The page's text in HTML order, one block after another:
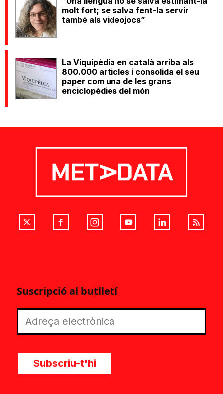
molt fort; se salva fent-la servir
també als videojocs”
La Viquipèdia en català arriba als
800.000 articles i consolida el seu
paper com una de les grans
enciclopèdies del món
Suscripció al butlletí
Subscriu-t'hi